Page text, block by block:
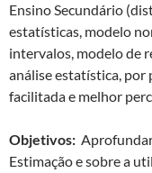
Ensino Secundário
estatísticas, modelo
intervalos, modelo de
análise estatística, por
facilitada e melhor
Objetivos:
Estimação e sobre a